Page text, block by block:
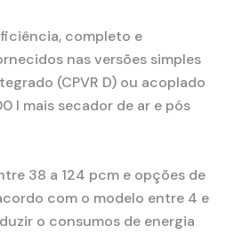
completo e
nas versões simples
(CPVR D) ou acoplado
l mais secador de ar e pós
38 a 124 pcm e opções de
com o modelo entre 4 e
o consumos de energia